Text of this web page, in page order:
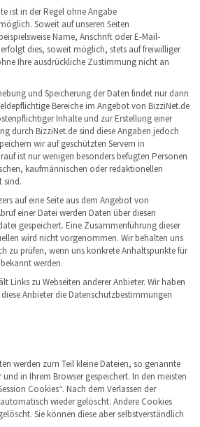
ist in der Regel ohne Angabe
Soweit auf unseren Seiten
Name, Anschrift oder E-Mail-
dies, soweit möglich, stets auf freiwilliger
Ihre ausdrückliche Zustimmung nicht an
und Speicherung der Daten findet nur dann
Bereiche im Angebot von BizziNet.de
Inhalte und zur Erstellung einer
durch BizziNet.de sind diese Angaben jedoch
wir auf geschützten Servern in
ist nur wenigen besonders befugten Personen
kaufmännischen oder redaktionellen
sind.
auf eine Seite aus dem Angebot von
einer Datei werden Daten über diesen
gespeichert. Eine Zusammenführung dieser
wird nicht vorgenommen. Wir behalten uns
zu prüfen, wenn uns konkrete Anhaltspunkte für
werden.
Links zu Webseiten anderer Anbieter. Wir haben
Anbieter die Datenschutzbestimmungen
werden zum Teil kleine Dateien, so genannte
in Ihrem Browser gespeichert. In den meisten
Cookies“. Nach dem Verlassen der
wieder gelöscht. Andere Cookies
Sie können diese aber selbstverständlich